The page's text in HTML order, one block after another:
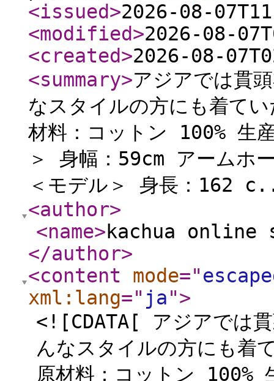
<issued>2026-08-
<modified>2026-08-
<created>2026-08-
<summary>アジアでは貫
なスタイルの方にも着て
材料：コットン 100% 生
＞ 身幅：59cm アームホ
＜モデル＞ 身長：162
<author>
<name>kachua online
</author>
<content
mode="
xml:lang=" ja">
<![CDATA[ アジアでは貫
んなスタイルの方にも着
原材料：コットン 100%